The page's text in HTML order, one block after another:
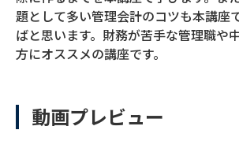
題として多い管理会計のコツも本講座
ばと思います。財務が苦手な管理職や
方にオススメの講座です。
動画プレビュー